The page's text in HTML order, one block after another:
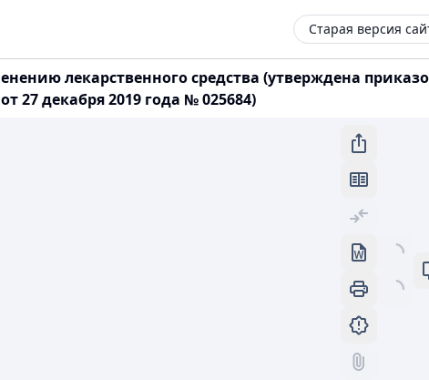
Старая версия
лекарственного средства (утверждена
27 декабря 2019 года № 025684)